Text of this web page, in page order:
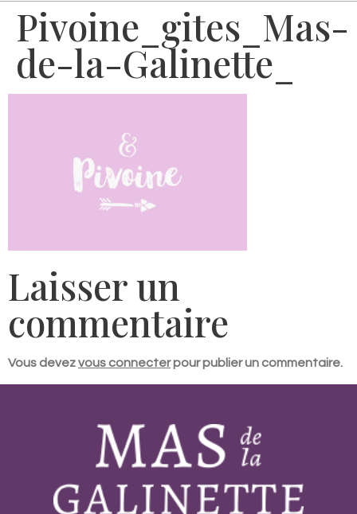
Pivoine_gites_Mas-
de-la-Galinette_
Laisser un
commentaire
Vous devezvous connecterpour publier un commentaire.